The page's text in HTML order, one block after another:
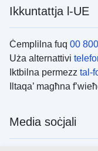
Ikkuntattja l-UE
Ċemplilna fuq 00
Uża alternattivi
Iktbilna permezz tal-
Iltaqa’ magħna
Media soċjali